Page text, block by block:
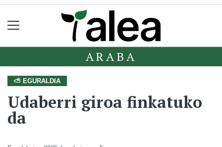
ARABA
⛅ EGURALDIA
Udaberri giroa finkatuko
da